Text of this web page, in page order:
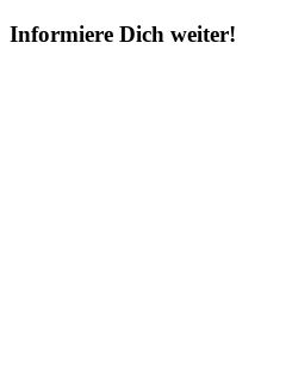
Informiere Dich weiter!